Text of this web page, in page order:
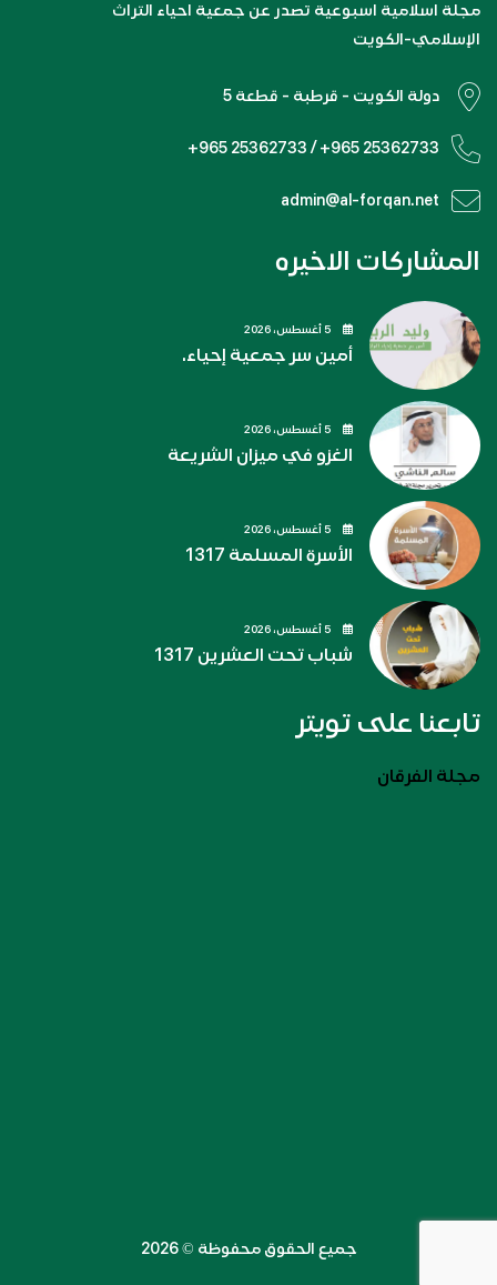
مجلة اسلامية اسبوعية تصدر عن جمعية احياء التراث
الإسلامي-الكويت
دولة الكويت - قرطبة - قطعة 5
+965 25362733 / +965 25362733
admin@al-forqan.net
المشاركات الاخيره
أمين سر جمعية إحياء.
الغزو في ميزان الشريعة
الأسرة المسلمة 1317
شباب تحت العشرين 1317
تابعنا على تويتر
مجلة الفرقان
جميع الحقوق محفوظة ©️ 2026